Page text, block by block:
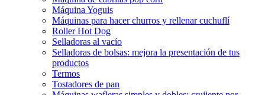
Máquina Yoguis
Máquinas para hacer churros y rellenar cuchuflí
Roller Hot Dog
Selladoras al vacío
Selladoras de bolsas: mejora la presentación de tus
productos
Termos
Tostadores de pan